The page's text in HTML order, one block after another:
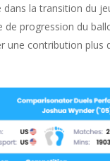
la transition du
progression du
une contribution plus